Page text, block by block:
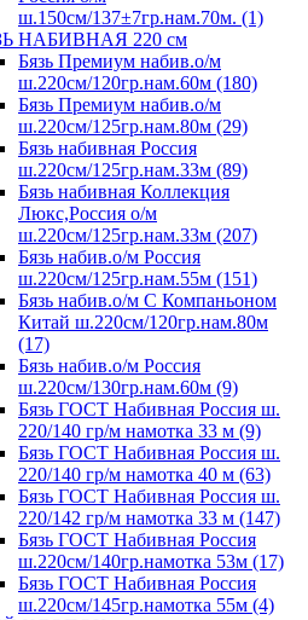
ш.150см/137±7гр.нам.70м. (1)
НАБИВНАЯ 220 см
Бязь Премиум набив.о/м
ш.220см/120гр.нам.60м (180)
Бязь Премиум набив.о/м
ш.220см/125гр.нам.80м (29)
Бязь набивная Россия
ш.220см/125гр.нам.33м (89)
Бязь набивная Коллекция
Люкс,Россия о/м
ш.220см/125гр.нам.33м (207)
Бязь набив.о/м Россия
ш.220см/125гр.нам.55м (151)
Бязь набив.о/м С Компаньоном
Китай ш.220см/120гр.нам.80м
(17)
Бязь набив.о/м Россия
ш.220см/130гр.нам.60м (9)
Бязь ГОСТ Набивная Россия ш.
220/140 гр/м намотка 33 м (9)
Бязь ГОСТ Набивная Россия ш.
220/140 гр/м намотка 40 м (63)
Бязь ГОСТ Набивная Россия ш.
220/142 гр/м намотка 33 м (147)
Бязь ГОСТ Набивная Россия
ш.220см/140гр.намотка 53м (17)
Бязь ГОСТ Набивная Россия
ш.220см/145гр.намотка 55м (4)